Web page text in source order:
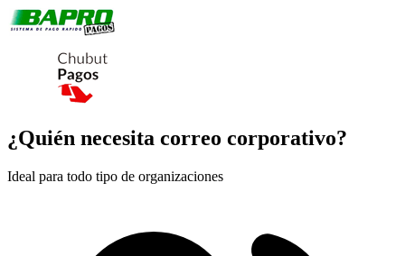
¿Quién necesita correo corporativo?
Ideal para todo tipo de organizaciones